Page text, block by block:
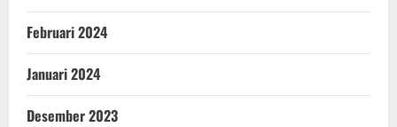
Februari 2024
Januari 2024
Desember 2023